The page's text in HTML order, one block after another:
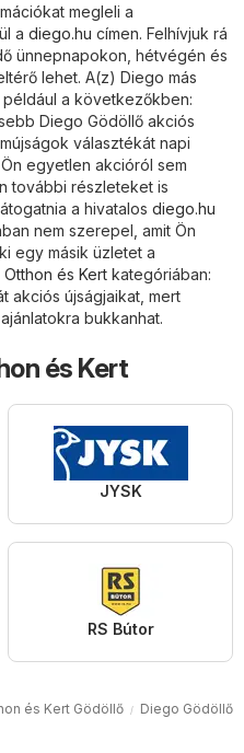
megleli a
a diego.hu címen. Felhívjuk rá
ünnepnapokon, hétvégén és
lehet. A(z) Diego más
a következőkben:
Diego Gödöllő akciós
választékát napi
egyetlen akcióról sem
további részleteket is
a hivatalos diego.hu
nem szerepel, amit Ön
egy másik üzletet a
Otthon és Kert kategóriában:
akciós újságjaikat, mert
bukkanhat.
és Kert
JYSK
RS Bútor
és Kert Gödöllő Diego Gödöllő